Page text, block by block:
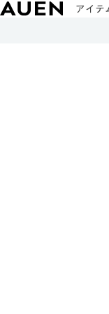
アイテ